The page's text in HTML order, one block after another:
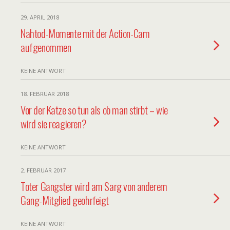
29. APRIL 2018
Nahtod-Momente mit der Action-Cam
aufgenommen
KEINE ANTWORT
18. FEBRUAR 2018
Vor der Katze so tun als ob man stirbt – wie
wird sie reagieren?
KEINE ANTWORT
2. FEBRUAR 2017
Toter Gangster wird am Sarg von anderem
Gang-Mitglied geohrfeigt
KEINE ANTWORT